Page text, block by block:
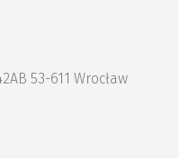
53-611 Wrocław